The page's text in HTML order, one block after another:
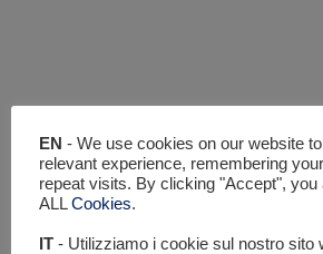
UN PROGETTO DI
EN - We use cookies on our website
relevant experience, remembering
repeat visits. By clicking "Accept", you
ALLCookies.
IT - Utilizziamo i cookie sul nostro sito